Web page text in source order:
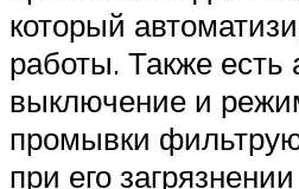
который
работы. Также есть
выключение и
промывки
при его